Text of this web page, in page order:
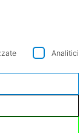
Analitici